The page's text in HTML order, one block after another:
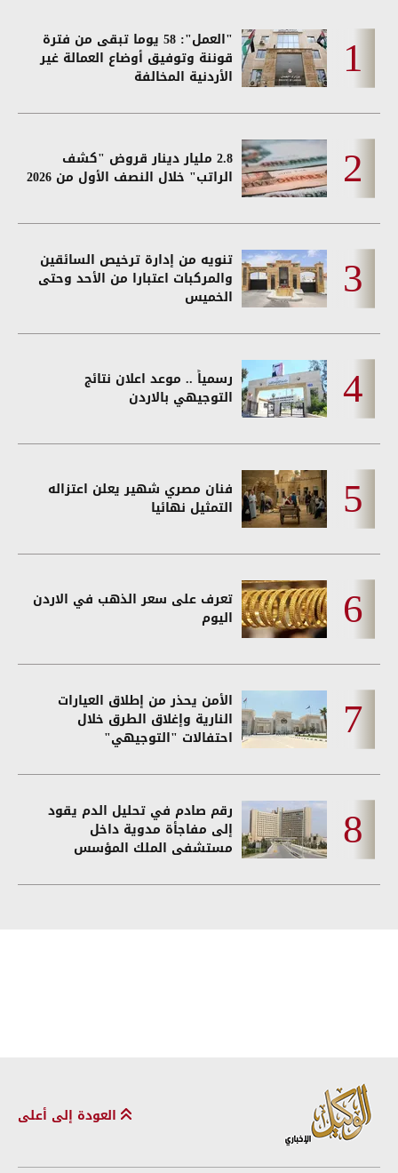
"العمل": 58 يوما تبقى من فترة
قوننة وتوفيق أوضاع العمالة غير
الأردنية المخالفة
2.8 مليار دينار قروض "كشف
الراتب" خلال النصف الأول من 2026
تنويه من إدارة ترخيص السائقين
والمركبات اعتبارا من الأحد وحتى
الخميس
رسمياً .. موعد اعلان نتائج
التوجيهي بالاردن
فنان مصري شهير يعلن اعتزاله
التمثيل نهائيا
تعرف على سعر الذهب في الاردن
اليوم
الأمن يحذر من إطلاق العيارات
النارية وإغلاق الطرق خلال
احتفالات "التوجيهي"
رقم صادم في تحليل الدم يقود
إلى مفاجأة مدوية داخل
مستشفى الملك المؤسس
العودة إلى أعلى